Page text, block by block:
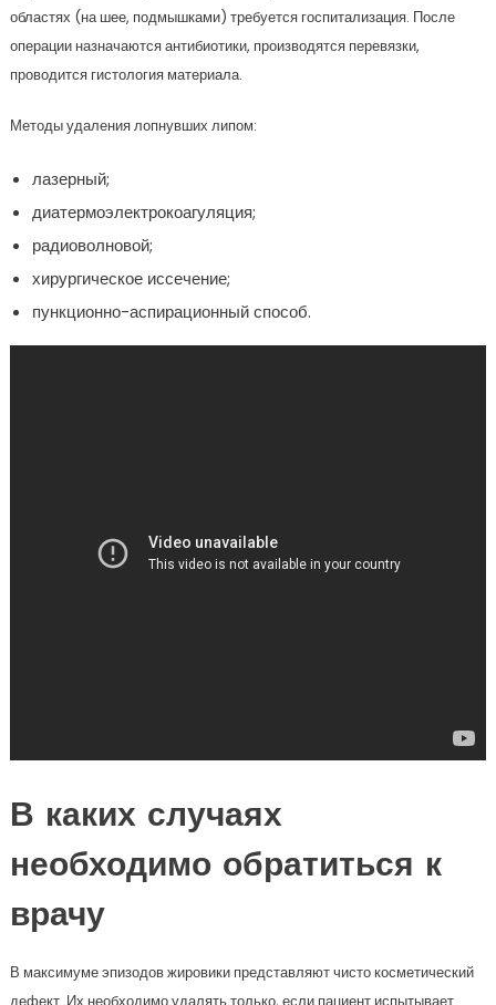
областях (на шее, подмышками) требуется госпитализация. После
операции назначаются антибиотики, производятся перевязки,
проводится гистология материала.
Методы удаления лопнувших липом:
лазерный;
диатермоэлектрокоагуляция;
радиоволновой;
хирургическое иссечение;
пункционно-аспирационный способ.
В каких случаях
необходимо обратиться к
врачу
В максимуме эпизодов жировики представляют чисто косметический